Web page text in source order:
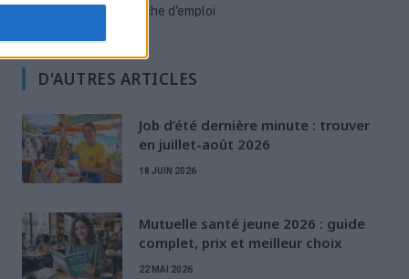
Stratégies de recherche d'emploi
D'AUTRES ARTICLES
Job d’été dernière minute : trouver
en juillet-août 2026
18 JUIN 2026
Mutuelle santé jeune 2026 : guide
complet, prix et meilleur choix
22 MAI 2026